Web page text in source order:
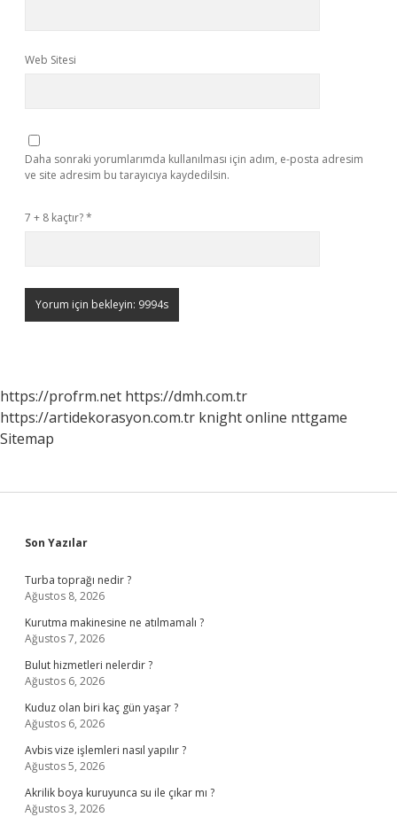
Web Sitesi
Daha sonraki yorumlarımda kullanılması için adım, e-posta adresim
ve site adresim bu tarayıcıya kaydedilsin.
7 + 8 kaçtır?*
https://profrm.net https://dmh.com.tr
https://artidekorasyon.com.tr knight online nttgame
Sitemap
Sidebar
Son Yazılar
Turba toprağı nedir ?
Ağustos 8, 2026
Kurutma makinesine ne atılmamalı ?
Ağustos 7, 2026
Bulut hizmetleri nelerdir ?
Ağustos 6, 2026
Kuduz olan biri kaç gün yaşar ?
Ağustos 6, 2026
Avbis vize işlemleri nasıl yapılır ?
Ağustos 5, 2026
Akrilik boya kuruyunca su ile çıkar mı ?
Ağustos 3, 2026